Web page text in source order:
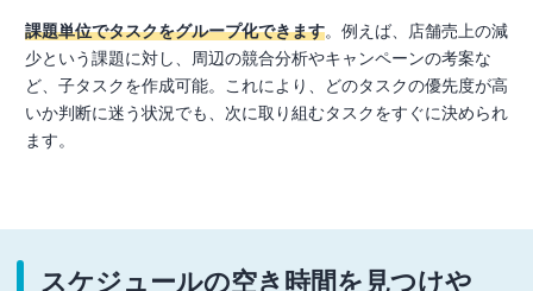
課題単位でタスクをグループ化できます。例えば、店舗売上の減
少という課題に対し、周辺の競合分析やキャンペーンの考案な
ど、子タスクを作成可能。これにより、どのタスクの優先度が高
いか判断に迷う状況でも、次に取り組むタスクをすぐに決められ
ます。
スケジュールの空き時間を見つけや